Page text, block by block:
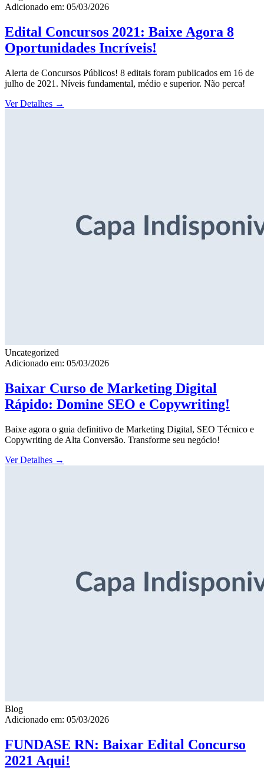
Adicionado em: 05/03/2026
Edital Concursos 2021: Baixe Agora 8
Oportunidades Incríveis!
Alerta de Concursos Públicos! 8 editais foram publicados em 16 de
julho de 2021. Níveis fundamental, médio e superior. Não perca!
Ver Detalhes →
Uncategorized
Adicionado em: 05/03/2026
Baixar Curso de Marketing Digital
Rápido: Domine SEO e Copywriting!
Baixe agora o guia definitivo de Marketing Digital, SEO Técnico e
Copywriting de Alta Conversão. Transforme seu negócio!
Ver Detalhes →
Blog
Adicionado em: 05/03/2026
FUNDASE RN: Baixar Edital Concurso
2021 Aqui!